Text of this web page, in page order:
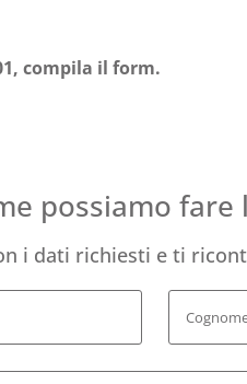
compila il form.
possiamo fare
i dati richiesti e ti